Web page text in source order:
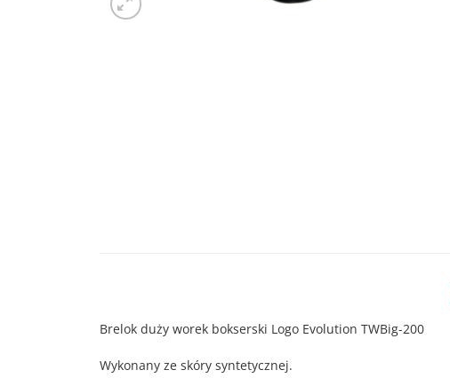
Brelok duży worek bokserski Logo Evolution TWBig-200
Wykonany ze skóry syntetycznej.